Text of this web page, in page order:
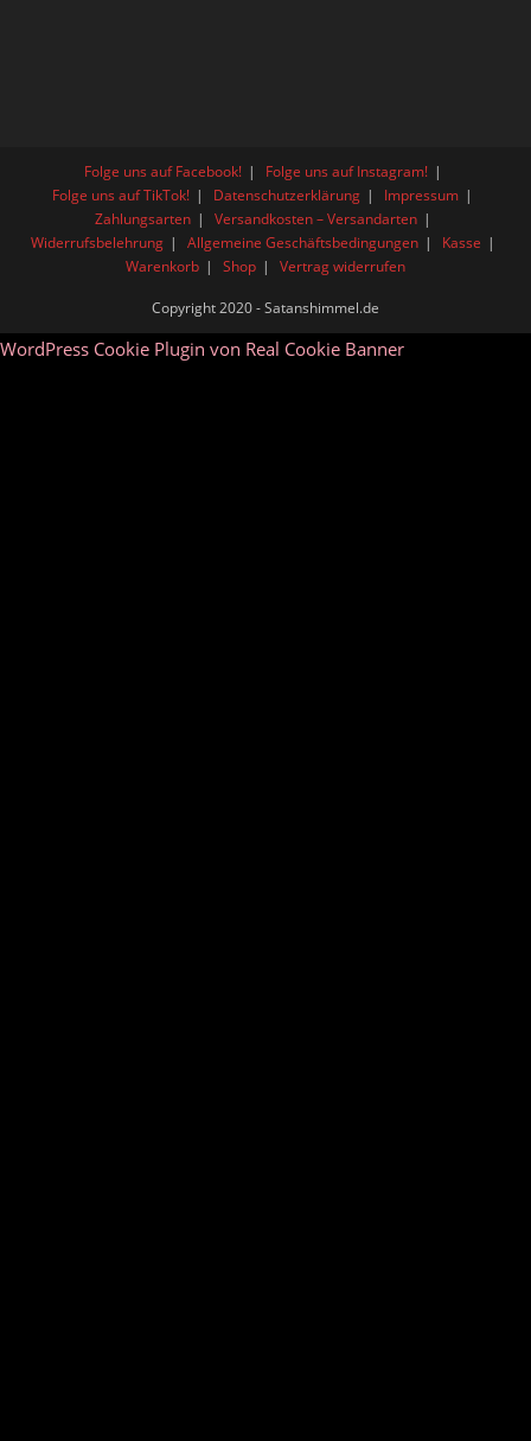
Folge uns auf Facebook!
Folge uns auf Instagram!
Folge uns auf TikTok!
Datenschutzerklärung
Impressum
Zahlungsarten
Versandkosten – Versandarten
Widerrufsbelehrung
Allgemeine Geschäftsbedingungen
Kasse
Warenkorb
Shop Vertrag widerrufen
Copyright 2020 - Satanshimmel.de
WordPress Cookie Plugin von Real Cookie Banner